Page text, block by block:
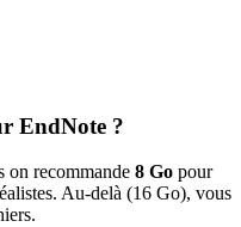
EndNote ?
on recommande 8 Go pour
Au-delà (16 Go), vous